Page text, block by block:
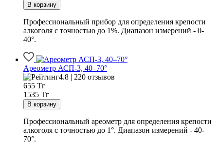
Профессиональный прибор для определения крепости
алкоголя с точностью до 1%. Диапазон измерений - 0-
40°.
Ареометр АСП-3, 40–70°
4.8 | 220 отзывов
655 Тг
1535 Тг
Профессиональный ареометр для определения крепости
алкоголя с точностью до 1°. Диапазон измерений - 40-
70°.